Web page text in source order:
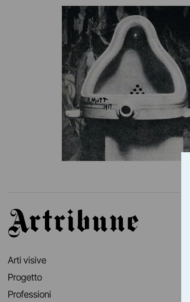
Artribune
Arti visive
Progetto
Professioni